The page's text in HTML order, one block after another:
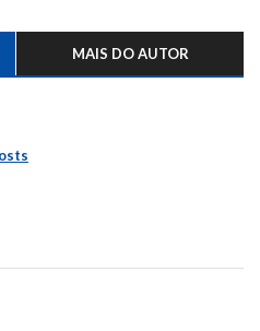
MAIS DO AUTOR